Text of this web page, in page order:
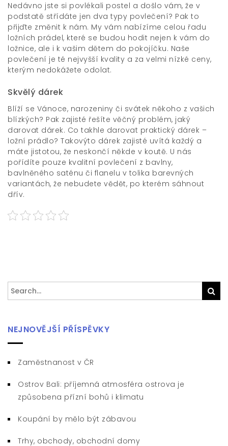
Nedávno jste si povlékali postel a došlo vám, že v
podstatě střídáte jen dva typy povlečení? Pak to
přijďte změnit k nám. My vám nabízíme celou řadu
ložních prádel, které se budou hodit nejen k vám do
ložnice, ale i k vašim dětem do pokojíčku. Naše
povlečení je té nejvyšší kvality a za velmi nízké ceny,
kterým nedokážete odolat.
Skvělý dárek
Blíží se Vánoce, narozeniny či svátek někoho z vašich
blízkých? Pak zajisté řešíte věčný problém, jaký
darovat dárek. Co takhle darovat praktický dárek –
ložní prádlo? Takovýto dárek zajisté uvítá každý a
máte jistotou, že neskončí někde v koutě. U nás
pořídíte pouze kvalitní povlečení z bavlny,
bavlněného saténu či flanelu v tolika barevných
variantách, že nebudete vědět, po kterém sáhnout
dřív.
Search
for:
NEJNOVĚJŠÍ PŘÍSPĚVKY
Zaměstnanost v ČR
Ostrov Bali: příjemná atmosféra ostrova je
způsobena přízní bohů i klimatu
Koupání by mělo být zábavou
Trhy, obchody, obchodní domy